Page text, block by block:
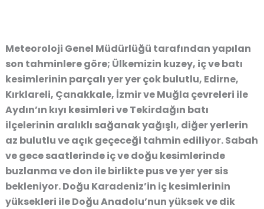
Meteoroloji Genel Müdürlüğü tarafından yapılan
son tahminlere göre; Ülkemizin kuzey, iç ve batı
kesimlerinin parçalı yer yer çok bulutlu, Edirne,
Kırklareli, Çanakkale, İzmir ve Muğla çevreleri ile
Aydın’ın kıyı kesimleri ve Tekirdağın batı
ilçelerinin aralıklı sağanak yağışlı, diğer yerlerin
az bulutlu ve açık geçeceği tahmin ediliyor. Sabah
ve gece saatlerinde iç ve doğu kesimlerinde
buzlanma ve don ile birlikte pus ve yer yer sis
bekleniyor. Doğu Karadeniz’in iç kesimlerinin
yüksekleri ile Doğu Anadolu’nun yüksek ve dik